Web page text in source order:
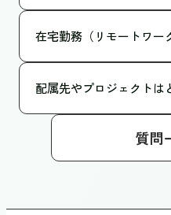
ン能力や、変化を楽しめ
りひとりに1名の先輩社員
在宅勤務（リモートワー
ティ要件や進捗状況、ま
て決定しています。一律
パフォーマンスを発揮で
配属先やプロジェクトは
本人の希望と適性を最大
ィング（面談）でキャリ
いきます。
質問